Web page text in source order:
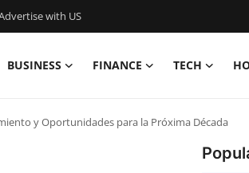
with US
BUSINESS FINANCE TECH
y Oportunidades para la Próxima Década